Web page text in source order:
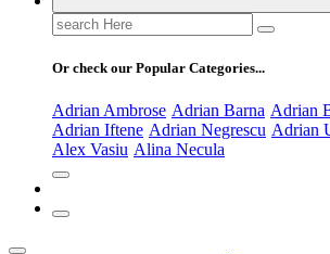
Search
for:
Or check our Popular Categories...
Adrian Ambrose Adrian Barna Adrian
Adrian Iftene Adrian Negrescu Adrian
Alex Vasiu Alina Necula